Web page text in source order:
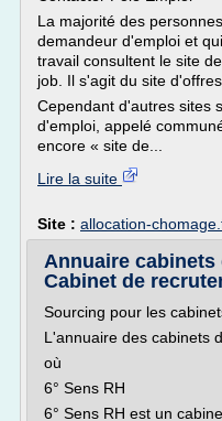
La majorité des
demandeur d'emploi et
travail consultent le site
job. Il s'agit du site
Cependant d'autres sites
d'emploi, appelé
encore « site de...
Lire la suite
Site : allocation-
Annuaire cabinets
Cabinet de
Sourcing pour les
L'annuaire des cabinets
où
6° Sens RH
6° Sens RH est un